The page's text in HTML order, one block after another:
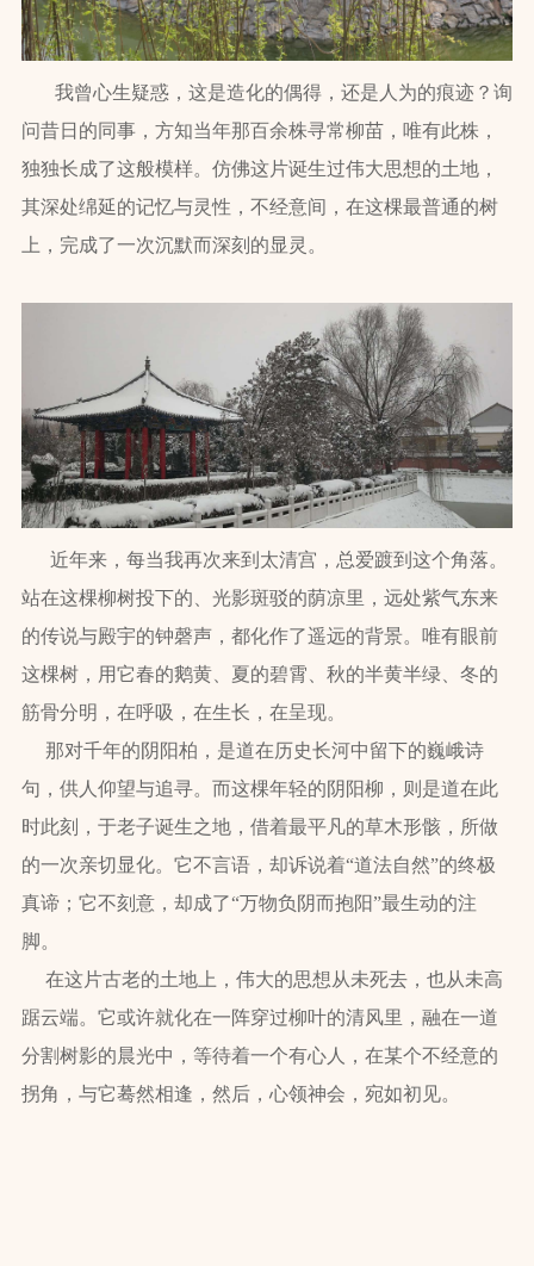
我曾心生疑惑，这是造化的偶得，还是人为的痕迹？询
问昔日的同事，方知当年那百余株寻常柳苗，唯有此株，
独独长成了这般模样。仿佛这片诞生过伟大思想的土地，
其深处绵延的记忆与灵性，不经意间，在这棵最普通的树
上，完成了一次沉默而深刻的显灵。
近年来，每当我再次来到太清宫，总爱踱到这个角落。
站在这棵柳树投下的、光影斑驳的荫凉里，远处紫气东来
的传说与殿宇的钟磬声，都化作了遥远的背景。唯有眼前
这棵树，用它春的鹅黄、夏的碧霄、秋的半黄半绿、冬的
筋骨分明，在呼吸，在生长，在呈现。
那对千年的阴阳柏，是道在历史长河中留下的巍峨诗
句，供人仰望与追寻。而这棵年轻的阴阳柳，则是道在此
时此刻，于老子诞生之地，借着最平凡的草木形骸，所做
的一次亲切显化。它不言语，却诉说着“道法自然”的终极
真谛；它不刻意，却成了“万物负阴而抱阳”最生动的注
脚。
在这片古老的土地上，伟大的思想从未死去，也从未高
踞云端。它或许就化在一阵穿过柳叶的清风里，融在一道
分割树影的晨光中，等待着一个有心人，在某个不经意的
拐角，与它蓦然相逢，然后，心领神会，宛如初见。